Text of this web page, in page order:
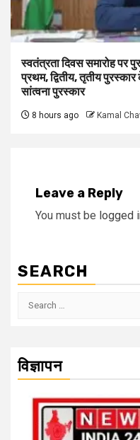
स्वतंत्रता दिवस समारोह पर
प्रथम, द्वितीय, तृतीय
सांत्वना पुरस्कार
8 hours ago Kamal
Leave a Reply
You must be logged
SEARCH
Search
विज्ञापन